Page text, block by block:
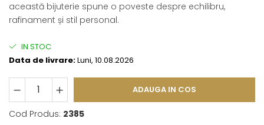
această bijuterie spune o poveste despre echilibru,
rafinament și stil personal.
IN STOC
Data de livrare:Luni, 10.08.2026
ADAUGA IN COS
Cod Produs: 2385